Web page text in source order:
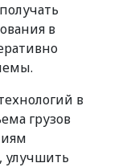
в
в
грузов
улучшить